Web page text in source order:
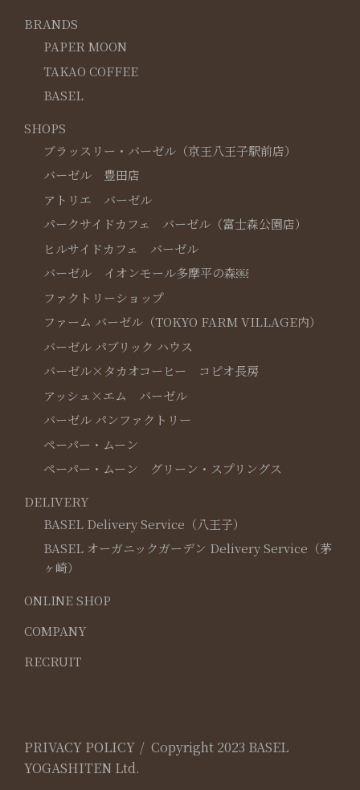
BRANDS
PAPER MOON
TAKAO COFFEE
BASEL
SHOPS
ブラッスリー・バーゼル（京王八王子駅前店）
バーゼル 豊田店
アトリエ バーゼル
パークサイドカフェ バーゼル（富士森公園店）
ヒルサイドカフェ バーゼル
バーゼル イオンモール多摩平の森￼
ファクトリーショップ
ファーム バーゼル（TOKYO FARM VILLAGE内）
バーゼル パブリック ハウス
バーゼル×タカオコーヒー コピオ長房
アッシュ×エム バーゼル
バーゼル パンファクトリー
ペーパー・ムーン
ペーパー・ムーン グリーン・スプリングス
DELIVERY
BASEL Delivery Service（八王子）
BASEL オーガニックガーデン Delivery Service（茅
ヶ崎）
ONLINE SHOP
COMPANY
RECRUIT
PRIVACY POLICY
Copyright 2023 BASEL
YOGASHITEN Ltd.